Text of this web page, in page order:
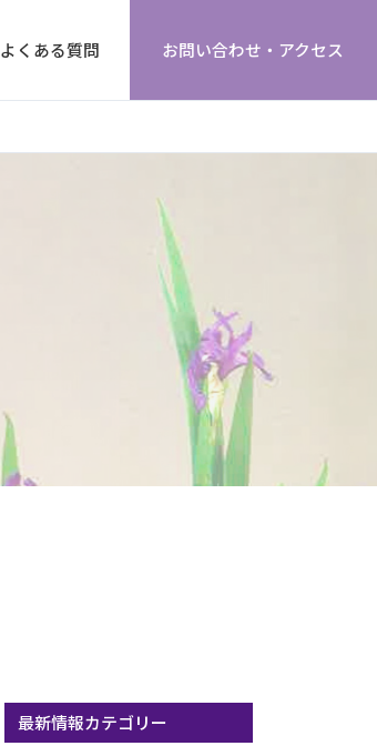
よくある質問 お問い合わせ・アクセス
最新情報カテゴリー